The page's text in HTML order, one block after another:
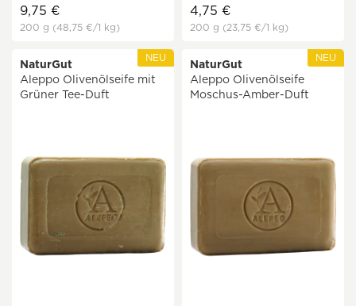
9,75 €
200 g (48,75 €/1 kg)
4,75 €
200 g (23,75 €/1 kg)
NEU
NaturGut
Aleppo Olivenölseife mit
Grüner Tee-Duft
NEU
NaturGut
Aleppo Olivenölseife
Moschus-Amber-Duft